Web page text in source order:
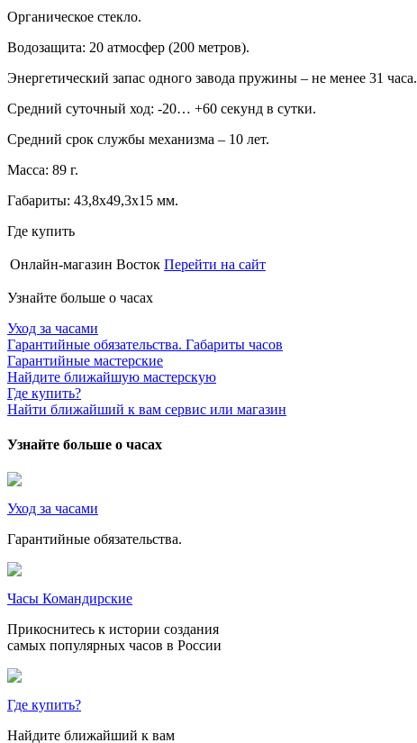
Органическое стекло.
Водозащита: 20 атмосфер (200 метров).
Энергетический запас одного завода пружины – не менее 31 часа.
Средний суточный ход: -20… +60 секунд в сутки.
Средний срок службы механизма – 10 лет.
Масса: 89 г.
Габариты: 43,8х49,3х15 мм.
Где купить
Онлайн-магазин Восток Перейти на сайт
Узнайте больше о часах
Уход за часами
Гарантийные обязательства. Габариты часов
Гарантийные мастерские
Найдите ближайшую мастерскую
Где купить?
Найти ближайший к вам сервис или магазин
Узнайте больше о часах
Уход за часами
Гарантийные обязательства.
Часы Командирские
Прикоснитесь к истории создания
самых популярных часов в России
Где купить?
Найдите ближайший к вам